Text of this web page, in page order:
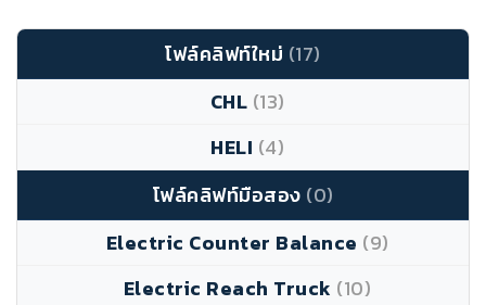
โฟล์คลิฟท์ใหม่ (17)
CHL (13)
HELI (4)
โฟล์คลิฟท์มือสอง (0)
Electric Counter Balance (9)
Electric Reach Truck (10)